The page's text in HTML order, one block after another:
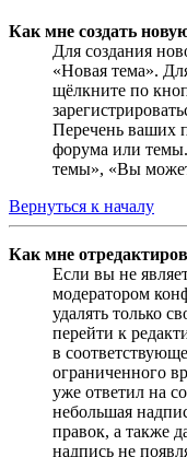
Как мне создать
Для создания
«Новая тема».
щёлкните по
Перечень ваших
форума или
темы», «Вы
Вернуться к началу
Как мне
Если вы не
модератором
удалять только
перейти к
в
ограниченного
уже ответил на
небольшая
правок, а также
надпись не